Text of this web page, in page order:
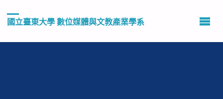
國立臺東大學 數位媒體與文教產業學系